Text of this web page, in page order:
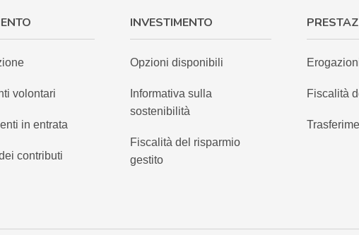
volontari
in entrata
contributi
INVESTIMENTO
Opzioni disponibili
Informativa sulla
sostenibilità
Fiscalità del risparmio
gestito
Fiscalità